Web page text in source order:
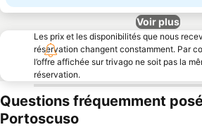
Voir plus
Les prix et les disponibilités que nous
réservation changent constamment. Par
l’offre affichée sur trivago ne soit pas la
réservation.
Questions fréquemment
Portoscuso